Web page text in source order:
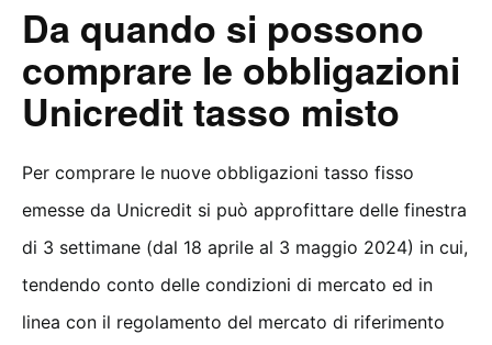
Da quando si possono
comprare le obbligazioni
Unicredit tasso misto
Per comprare le nuove obbligazioni tasso fisso
emesse da Unicredit si può approfittare delle finestra
di 3 settimane (dal 18 aprile al 3 maggio 2024) in cui,
tendendo conto delle condizioni di mercato ed in
linea con il regolamento del mercato di riferimento